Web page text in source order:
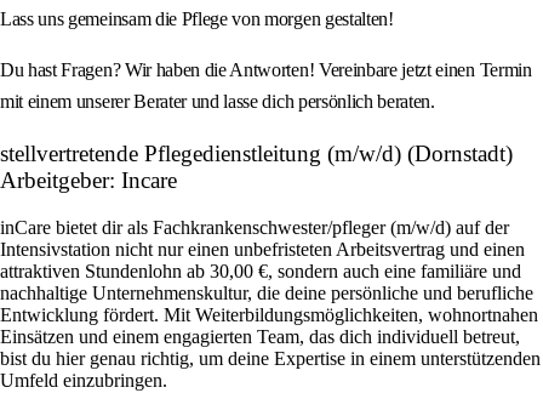
Lass uns gemeinsam die Pflege von morgen gestalten!
Du hast Fragen? Wir haben die Antworten! Vereinbare jetzt einen Termin
mit einem unserer Berater und lasse dich persönlich beraten.
stellvertretende Pflegedienstleitung (m/w/d) (Dornstadt)
Arbeitgeber: Incare
inCare bietet dir als Fachkrankenschwester/pfleger (m/w/d) auf der
Intensivstation nicht nur einen unbefristeten Arbeitsvertrag und einen
attraktiven Stundenlohn ab 30,00 €, sondern auch eine familiäre und
nachhaltige Unternehmenskultur, die deine persönliche und berufliche
Entwicklung fördert. Mit Weiterbildungsmöglichkeiten, wohnortnahen
Einsätzen und einem engagierten Team, das dich individuell betreut,
bist du hier genau richtig, um deine Expertise in einem unterstützenden
Umfeld einzubringen.